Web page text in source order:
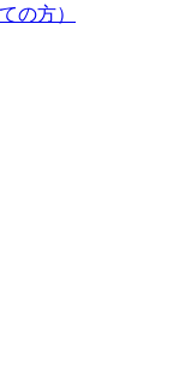
の方）